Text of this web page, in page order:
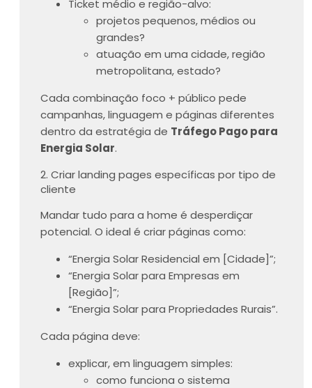
Ticket médio e região-alvo:
projetos pequenos, médios ou
grandes?
atuação em uma cidade, região
metropolitana, estado?
Cada combinação foco + público pede
campanhas, linguagem e páginas diferentes
dentro da estratégia de Tráfego Pago para
Energia Solar.
2. Criar landing pages específicas por tipo de
cliente
Mandar tudo para a home é desperdiçar
potencial. O ideal é criar páginas como:
“Energia Solar Residencial em [Cidade]”;
“Energia Solar para Empresas em
[Região]”;
“Energia Solar para Propriedades Rurais”.
Cada página deve:
explicar, em linguagem simples:
como funciona o sistema